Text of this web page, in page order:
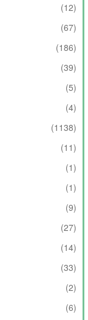
(12)
(67)
(186)
(39)
(5)
(4)
(1138)
(11)
(1)
(1)
(9)
(27)
(14)
(33)
(2)
(6)